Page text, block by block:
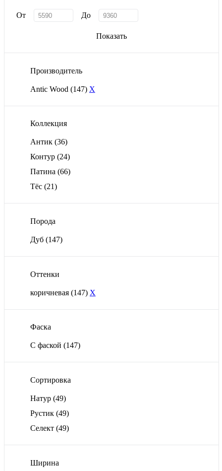
От До
Показать
Производитель
Antic Wood (147) X
Коллекция
Антик (36)
Контур (24)
Патина (66)
Тёс (21)
Порода
Дуб (147)
Оттенки
коричневая (147) X
Фаска
С фаской (147)
Сортировка
Натур (49)
Рустик (49)
Селект (49)
Ширина